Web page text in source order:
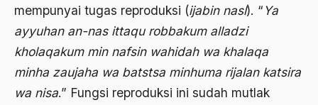
mempunyai tugas reproduksi (ijabin nasl). “Ya
ayyuhan an-nas ittaqu robbakum alladzi
kholaqakum min nafsin wahidah wa khalaqa
minha zaujaha wa batstsa minhuma rijalan katsira
wa nisa.” Fungsi reproduksi ini sudah mutlak
bersabar
Bersyukur
BHairawa